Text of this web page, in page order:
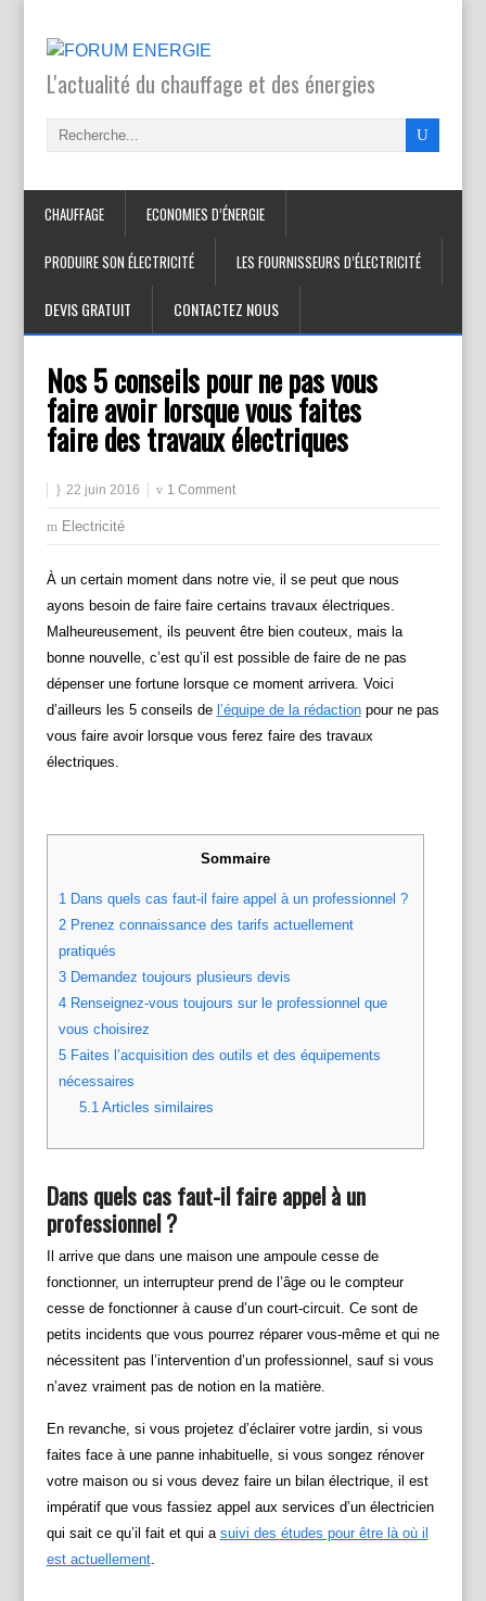
L'actualité du chauffage et des énergies
CHAUFFAGE ECONOMIES D’ÉNERGIE
PRODUIRE SON ÉLECTRICITÉ LES FOURNISSEURS D’ÉLECTRICITÉ
DEVIS GRATUIT CONTACTEZ NOUS
Nos 5 conseils pour ne pas vous
faire avoir lorsque vous faites
faire des travaux électriques
22 juin 2016 1 Comment
Electricité
À un certain moment dans notre vie, il se peut que nous
ayons besoin de faire faire certains travaux électriques.
Malheureusement, ils peuvent être bien couteux, mais la
bonne nouvelle, c’est qu’il est possible de faire de ne pas
dépenser une fortune lorsque ce moment arrivera. Voici
d’ailleurs les 5 conseils de l’équipe de la rédactionpour ne pas
vous faire avoir lorsque vous ferez faire des travaux
électriques.
Sommaire
1Dans quels cas faut-il faire appel à un professionnel ?
2Prenez connaissance des tarifs actuellement
pratiqués
3Demandez toujours plusieurs devis
4Renseignez-vous toujours sur le professionnel que
vous choisirez
5Faites l’acquisition des outils et des équipements
nécessaires
5.1 Articles similaires
Dans quels cas faut-il faire appel à un
professionnel ?
Il arrive que dans une maison une ampoule cesse de
fonctionner, un interrupteur prend de l’âge ou le compteur
cesse de fonctionner à cause d’un court-circuit. Ce sont de
petits incidents que vous pourrez réparer vous-même et qui ne
nécessitent pas l’intervention d’un professionnel, sauf si vous
n’avez vraiment pas de notion en la matière.
En revanche, si vous projetez d’éclairer votre jardin, si vous
faites face à une panne inhabituelle, si vous songez rénover
votre maison ou si vous devez faire un bilan électrique, il est
impératif que vous fassiez appel aux services d’un électricien
qui sait ce qu’il fait et qui a suivi des études pour être là où il
est actuellement.